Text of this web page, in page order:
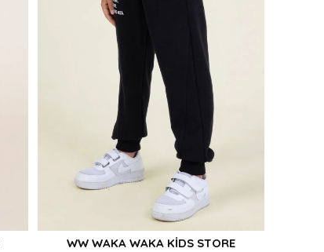
WW WAKA WAKA KIDS STORE